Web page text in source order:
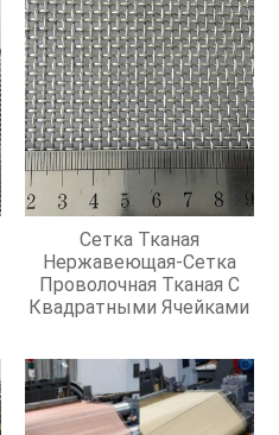
Сетка Тканая
Нержавеющая-Сетка
Проволочная Тканая С
Квадратными Ячейками